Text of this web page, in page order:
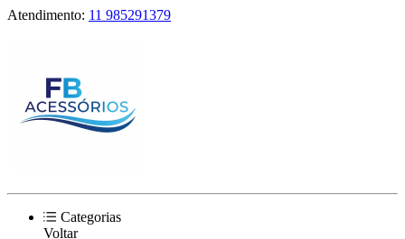
Atendimento: 11 985291379
Categorias
Voltar